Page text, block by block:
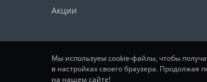
Акции
ООО "ПрофСтайл" © 2026
Мы используем cookie-файлы, чтобы
в настройках своего браузера.
на нашем сайте!